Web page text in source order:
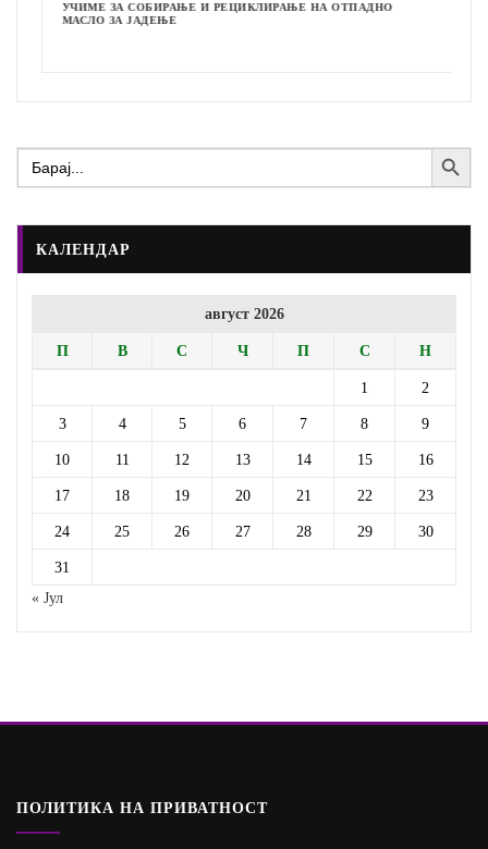
УЧИМЕ ЗА СОБИРАЊЕ И РЕЦИКЛИРАЊЕ НА ОТПАДНО
МАСЛО ЗА ЈАДЕЊЕ
Search
for:
Search Button
КАЛЕНДАР
август 2026
П В С Ч П С Н
1 2
3 4 5 6 7 8 9
10 11 12 13 14 15 16
17 18 19 20 21 22 23
24 25 26 27 28 29 30
31
« Јул
ПОЛИТИКА НА ПРИВАТНОСТ